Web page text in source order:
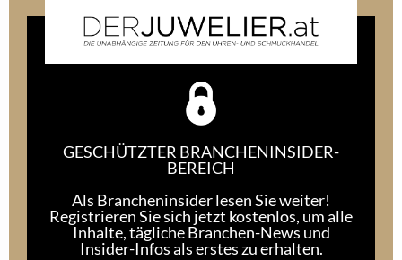
GESCHÜTZTER BRANCHENINSIDER-
BEREICH
Als Brancheninsider lesen Sie weiter!
Registrieren Sie sich jetzt kostenlos, um alle
Inhalte, tägliche Branchen-News und
Insider-Infos als erstes zu erhalten.